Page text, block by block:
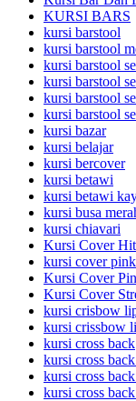
KURSI BARS
kursi barstool
kursi barstool
kursi barstool
kursi barstool
kursi barstool
kursi barstool
kursi bazar
kursi belajar
kursi bercover
kursi betawi
kursi betawi
kursi busa
kursi chiavari
Kursi Cover
kursi cover pink
Kursi Cover
Kursi Cover
kursi crisbow
kursi crissbow
kursi cross back
kursi cross
kursi cross
kursi cross